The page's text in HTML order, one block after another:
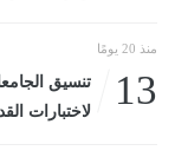
منذ 20 يومًا
13
لاختبارات